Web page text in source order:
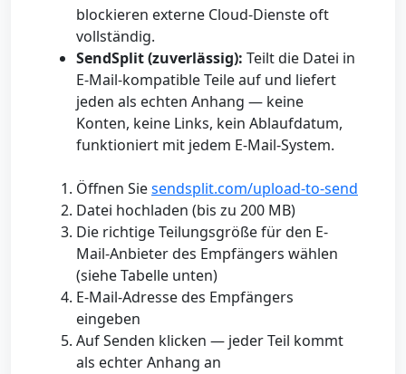
blockieren externe Cloud-Dienste oft
vollständig.
SendSplit (zuverlässig): Teilt die Datei in
E-Mail-kompatible Teile auf und liefert
jeden als echten Anhang — keine
Konten, keine Links, kein Ablaufdatum,
funktioniert mit jedem E-Mail-System.
Öffnen Siesendsplit.com/upload-to-send
Datei hochladen (bis zu 200 MB)
Die richtige Teilungsgröße für den E-
Mail-Anbieter des Empfängers wählen
(siehe Tabelle unten)
E-Mail-Adresse des Empfängers
eingeben
Auf Senden klicken — jeder Teil kommt
als echter Anhang an